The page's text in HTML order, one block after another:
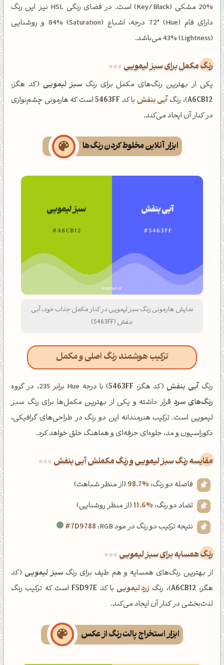
%20 مشکی (Key/Black) است. در فضای رنگی HSL نیز این رنگ
دارای فام (Hue) 72° درجه، اشباع (Saturation) 84% و روشنایی
(Lightness) 43% می‌باشد.
رنگ مکمل برای سبز لیمویی
یکی از بهترین رنگ‌های مکمل برای رنگسبز لیمویی (کد هگز:
A6CB12)، رنگ آبی بنفش با کد 5463FFاست که هارمونی چشم‌نوازی
در کنار آن ایجاد می‌کند.
ابزار آنلاین مخلوط کردن رنگ‌ها
نمایش هارمونی رنگ سبز لیمویی در کنار مکمل جذاب خود، آبی
بنفش (5463FF)
ترکیب هوشمند رنگ اصلی و مکمل
رنگآبی بنفش(کد هگز: 5463FF) با درجه Hue برابر 235، در گروه
رنگ‌های سرد قرار داشته و یکی از بهترین مکمل‌ها برای رنگ سبز
لیمویی است. ترکیب هنرمندانه این دو رنگ در طراحی‌های گرافیکی،
دکوراسیون و مد، جلوه‌ای حرفه‌ای و هماهنگ خلق خواهد کرد.
‌مقایسه رنگ سبز لیمویی و رنگ مکملش آبی بنفش
فاصله دو رنگ: 98.7% (از منظر شباهت)
تضاد دو رنگ: 11.6%(از منظر روشنایی)
نتیجه ترکیب دو رنگ در مود RGB:
#7D9788
رنگ همسایه برای سبز لیمویی
از بهترین رنگ‌های همسایه و هم طیف برای رنگسبز لیمویی(کد
هگز: A6CB12)، رنگ زرد لیموییبا کد F5D97Eاست که ترکیب رنگ
لذت‌بخشی در کنار آن ایجاد می‌کند.
ابزار استخراج پالت رنگ از عکس